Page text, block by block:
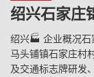
绍兴石家庄
绍兴🏭 企业概况石
马头铺镇石家庄村
及交通标志牌研发